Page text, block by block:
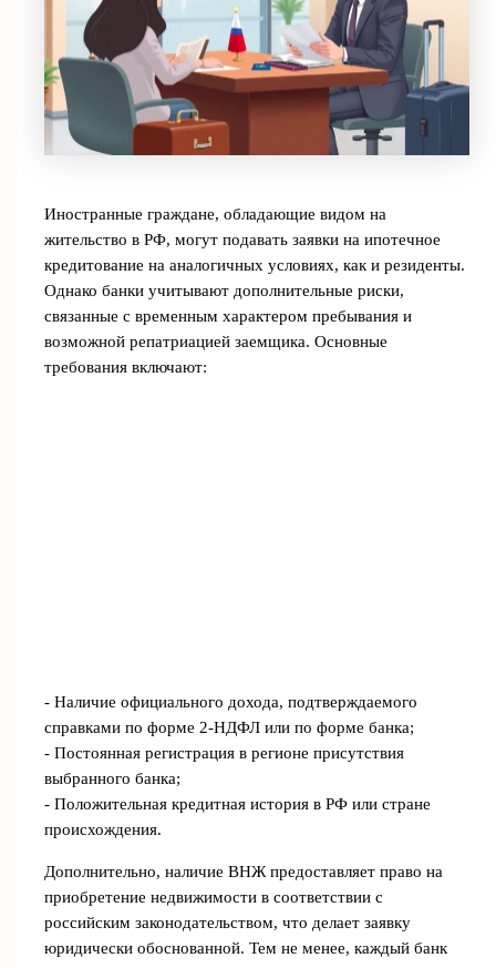
Иностранные граждане, обладающие видом на
жительство в РФ, могут подавать заявки на ипотечное
кредитование на аналогичных условиях, как и резиденты.
Однако банки учитывают дополнительные риски,
связанные с временным характером пребывания и
возможной репатриацией заемщика. Основные
требования включают:
- Наличие официального дохода, подтверждаемого
справками по форме 2-НДФЛ или по форме банка;
- Постоянная регистрация в регионе присутствия
выбранного банка;
- Положительная кредитная история в РФ или стране
происхождения.
Дополнительно, наличие ВНЖ предоставляет право на
приобретение недвижимости в соответствии с
российским законодательством, что делает заявку
юридически обоснованной. Тем не менее, каждый банк